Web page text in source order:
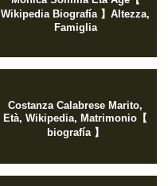
Wikipedia Biografía 】Altezza,
Famiglia
Costanza Calabrese Marito,
Età, Wikipedia, Matrimonio【
biografía 】